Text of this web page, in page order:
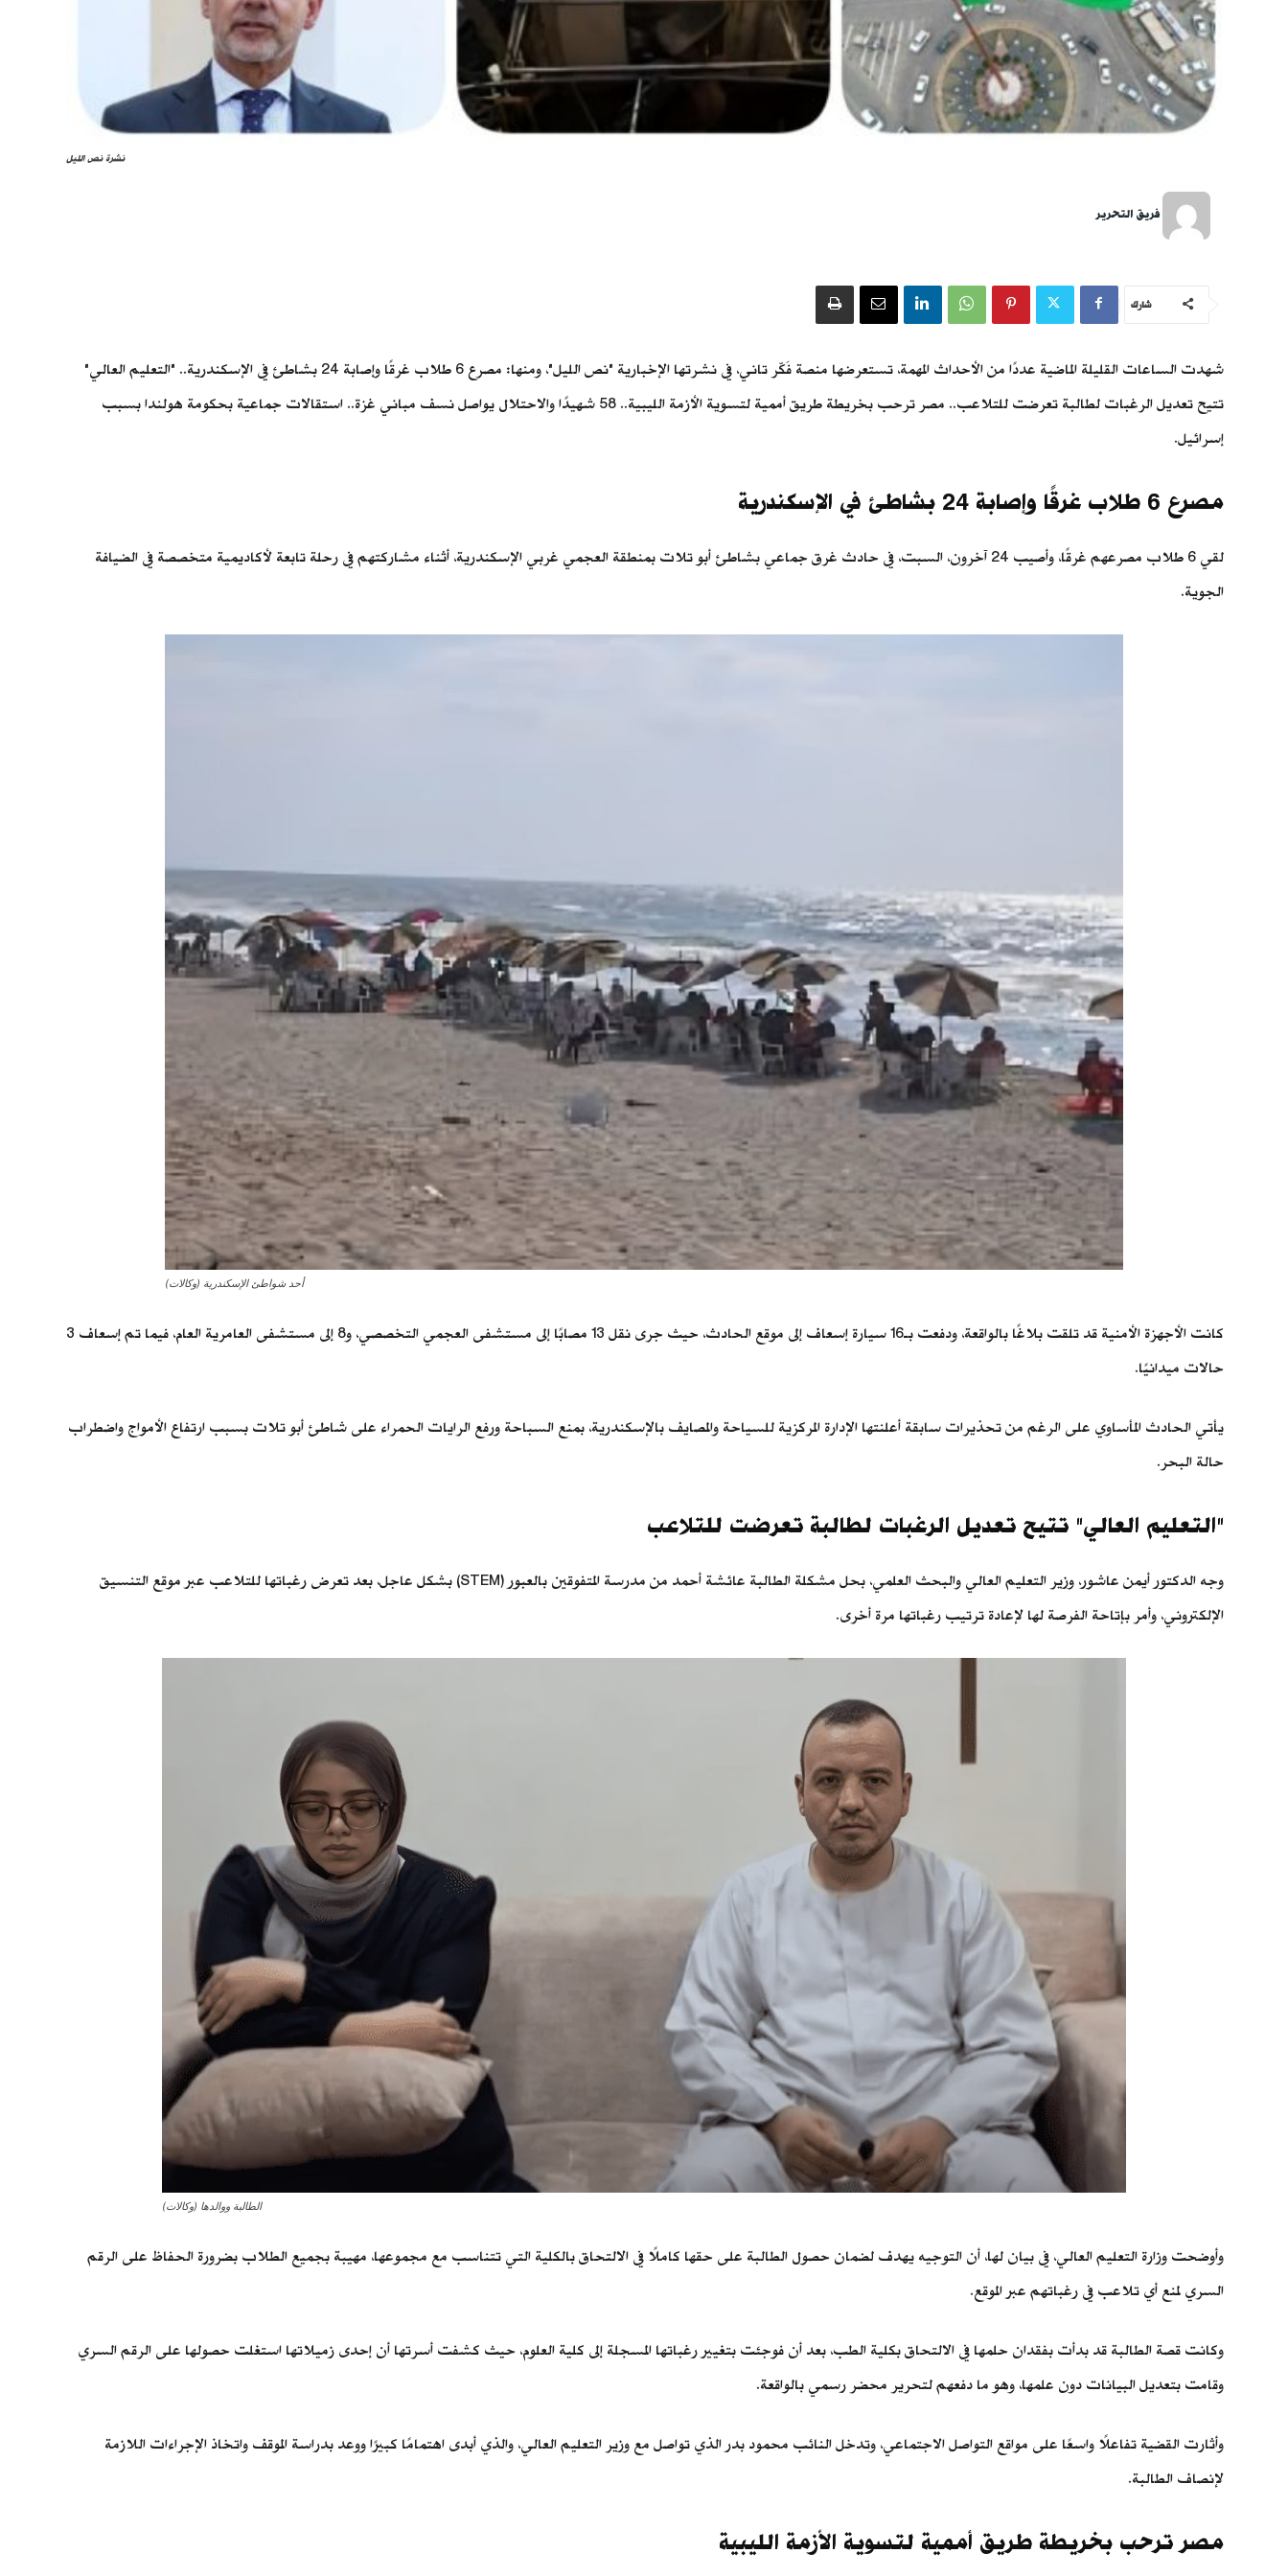
نشرة نص الليل
فريق التحرير
شارك
شهدت الساعات القليلة الماضية عددًا من الأحداث المهمة، تستعرضها منصة فَكّر تاني، في نشرتها الإخبارية "نص الليل"، ومنها: مصرع 6 طلاب غرقًا وإصابة 24 بشاطئ في الإسكندرية.. "التعليم العالي"
تتيح تعديل الرغبات لطالبة تعرضت للتلاعب.. مصر ترحب بخريطة طريق أممية لتسوية الأزمة الليبية.. 58 شهيدًا والاحتلال يواصل نسف مباني غزة.. استقالات جماعية بحكومة هولندا بسبب
إسرائيل.
مصرع 6 طلاب غرقًا وإصابة 24 بشاطئ في الإسكندرية
لقي 6 طلاب مصرعهم غرقًا، وأصيب 24 آخرون، السبت، في حادث غرق جماعي بشاطئ أبو تلات بمنطقة العجمي غربي الإسكندرية، أثناء مشاركتهم في رحلة تابعة لأكاديمية متخصصة في الضيافة
الجوية.
أحد شواطئ الإسكندرية (وكالات)
كانت الأجهزة الأمنية قد تلقت بلاغًا بالواقعة، ودفعت بـ16 سيارة إسعاف إلى موقع الحادث، حيث جرى نقل 13 مصابًا إلى مستشفى العجمي التخصصي، و8 إلى مستشفى العامرية العام، فيما تم إسعاف 3
حالات ميدانيًا.
يأتي الحادث المأساوي على الرغم من تحذيرات سابقة أعلنتها الإدارة المركزية للسياحة والمصايف بالإسكندرية، بمنع السباحة ورفع الرايات الحمراء على شاطئ أبو تلات بسبب ارتفاع الأمواج واضطراب
حالة البحر.
"التعليم العالي" تتيح تعديل الرغبات لطالبة تعرضت للتلاعب
وجه الدكتور أيمن عاشور، وزير التعليم العالي والبحث العلمي، بحل مشكلة الطالبة عائشة أحمد من مدرسة المتفوقين بالعبور (STEM) بشكل عاجل، بعد تعرض رغباتها للتلاعب عبر موقع التنسيق
الإلكتروني، وأمر بإتاحة الفرصة لها لإعادة ترتيب رغباتها مرة أخرى.
الطالبة ووالدها (وكالات)
وأوضحت وزارة التعليم العالي، في بيان لها، أن التوجيه يهدف لضمان حصول الطالبة على حقها كاملًا في الالتحاق بالكلية التي تتناسب مع مجموعها، مهيبة بجميع الطلاب بضرورة الحفاظ على الرقم
السري لمنع أي تلاعب في رغباتهم عبر الموقع.
وكانت قصة الطالبة قد بدأت بفقدان حلمها في الالتحاق بكلية الطب، بعد أن فوجئت بتغيير رغباتها المسجلة إلى كلية العلوم، حيث كشفت أسرتها أن إحدى زميلاتها استغلت حصولها على الرقم السري
وقامت بتعديل البيانات دون علمها، وهو ما دفعهم لتحرير محضر رسمي بالواقعة.
وأثارت القضية تفاعلًا واسعًا على مواقع التواصل الاجتماعي، وتدخل النائب محمود بدر الذي تواصل مع وزير التعليم العالي، والذي أبدى اهتمامًا كبيرًا ووعد بدراسة الموقف واتخاذ الإجراءات اللازمة
لإنصاف الطالبة.
مصر ترحب بخريطة طريق أممية لتسوية الأزمة الليبية